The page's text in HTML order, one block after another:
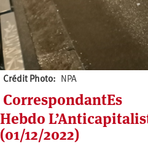
Crédit Photo NPA
CorrespondantEs
Hebdo
(01/12/2022)